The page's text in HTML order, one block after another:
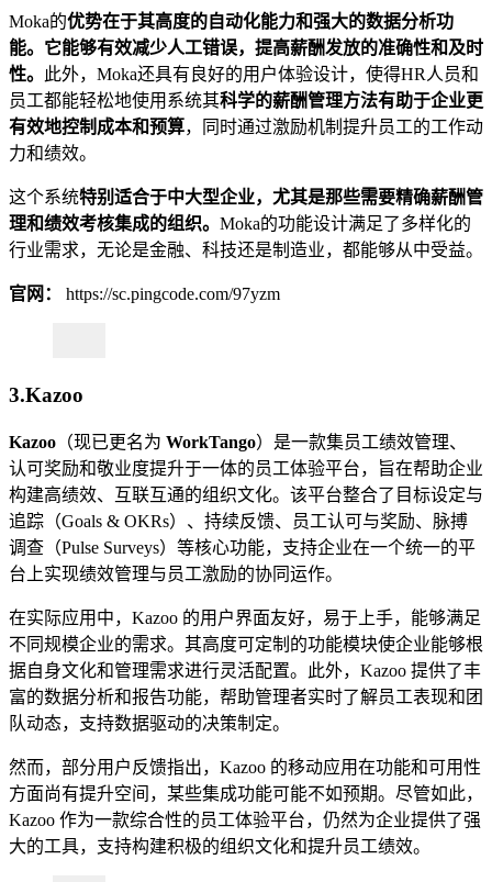
Moka的优势在于其高度的自动化能力和强大的数据分析功
能。它能够有效减少人工错误，提高薪酬发放的准确性和及时
性。
此外，Moka还具有良好的用户体验设计，使得HR人员和
员工都能轻松地使用系统其科学的薪酬管理方法有助于企业更
有效地控制成本和预算，同时通过激励机制提升员工的工作动
力和绩效。
这个系统特别适合于中大型企业，尤其是那些需要精确薪酬管
理和绩效考核集成的组织。 Moka的功能设计满足了多样化的
行业需求，无论是金融、科技还是制造业，都能够从中受益。
官网： https://sc.pingcode.com/97yzm
3.Kazoo
Kazoo （现已更名为 WorkTango）是一款集员工绩效管理、
认可奖励和敬业度提升于一体的员工体验平台，旨在帮助企业
构建高绩效、互联互通的组织文化。该平台整合了目标设定与
追踪（Goals & OKRs）、持续反馈、员工认可与奖励、脉搏
调查（Pulse Surveys）等核心功能，支持企业在一个统一的平
台上实现绩效管理与员工激励的协同运作。
在实际应用中，Kazoo 的用户界面友好，易于上手，能够满足
不同规模企业的需求。其高度可定制的功能模块使企业能够根
据自身文化和管理需求进行灵活配置。此外，Kazoo 提供了丰
富的数据分析和报告功能，帮助管理者实时了解员工表现和团
队动态，支持数据驱动的决策制定。
然而，部分用户反馈指出，Kazoo 的移动应用在功能和可用性
方面尚有提升空间，某些集成功能可能不如预期。尽管如此，
Kazoo 作为一款综合性的员工体验平台，仍然为企业提供了强
大的工具，支持构建积极的组织文化和提升员工绩效。